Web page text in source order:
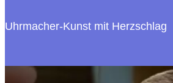
Uhrmacher-Kunst mit Herzschlag